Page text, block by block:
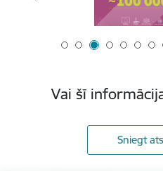
Vai šī
Sniegt